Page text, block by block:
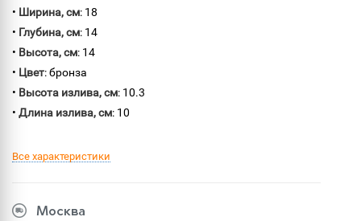
• Ширина, см: 18
• Глубина, см: 14
• Высота, см: 14
• Цвет: бронза
• Высота излива, см: 10.3
• Длина излива, см: 10
Все характеристики
Москва